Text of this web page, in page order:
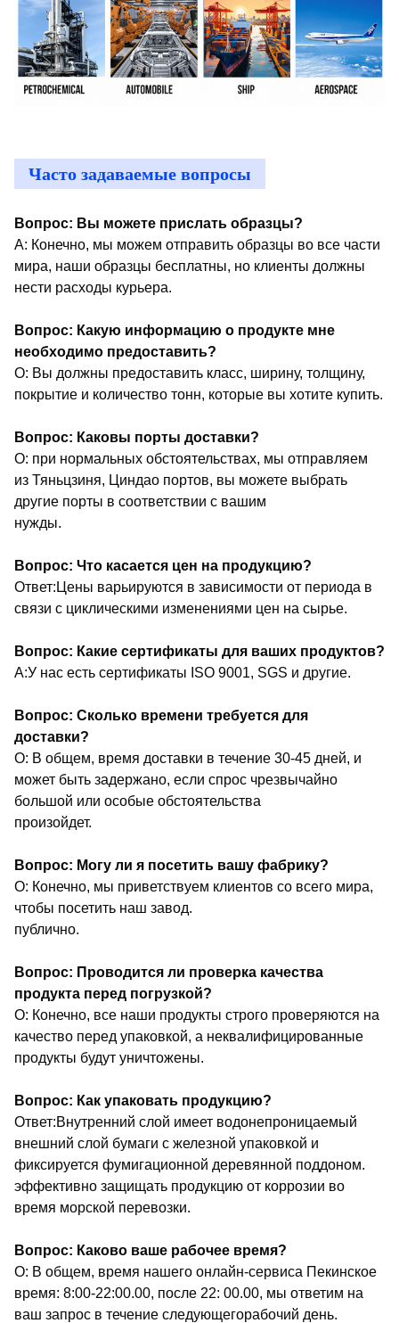
Часто задаваемые вопросы
Вопрос: Вы можете прислать образцы?
A: Конечно, мы можем отправить образцы во все части
мира, наши образцы бесплатны, но клиенты должны
нести расходы курьера.
Вопрос: Какую информацию о продукте мне
необходимо предоставить?
О: Вы должны предоставить класс, ширину, толщину,
покрытие и количество тонн, которые вы хотите купить.
Вопрос: Каковы порты доставки?
О: при нормальных обстоятельствах, мы отправляем
из Тяньцзиня, Циндао портов, вы можете выбрать
другие порты в соответствии с вашим
нужды.
Вопрос: Что касается цен на продукцию?
Ответ:Цены варьируются в зависимости от периода в
связи с циклическими изменениями цен на сырье.
Вопрос: Какие сертификаты для ваших продуктов?
A:У нас есть сертификаты ISO 9001, SGS и другие.
Вопрос: Сколько времени требуется для
доставки?
О: В общем, время доставки в течение 30-45 дней, и
может быть задержано, если спрос чрезвычайно
большой или особые обстоятельства
произойдет.
Вопрос: Могу ли я посетить вашу фабрику?
О: Конечно, мы приветствуем клиентов со всего мира,
чтобы посетить наш завод.
публично.
Вопрос: Проводится ли проверка качества
продукта перед погрузкой?
О: Конечно, все наши продукты строго проверяются на
качество перед упаковкой, а неквалифицированные
продукты будут уничтожены.
Вопрос: Как упаковать продукцию?
Ответ:Внутренний слой имеет водонепроницаемый
внешний слой бумаги с железной упаковкой и
фиксируется фумигационной деревянной поддоном.
эффективно защищать продукцию от коррозии во
время морской перевозки.
Вопрос: Каково ваше рабочее время?
О: В общем, время нашего онлайн-сервиса Пекинское
время: 8:00-22:00.00, после 22: 00.00, мы ответим на
ваш запрос в течение следующегорабочий день.